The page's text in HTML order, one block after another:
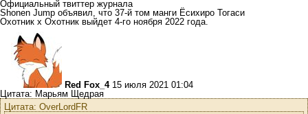
Официальный твиттер журнала
Shonen Jump объявил, что 37-й том манги Ёсихиро Тогаси
Охотник х Охотник выйдет 4-го ноября 2022 года.
Red Fox_4 15 июля 2021 01:04
Цитата: Марьям Щедрая
Цитата: OverLordFR